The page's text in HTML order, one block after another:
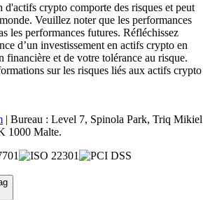
crypto comporte des risques et peut
Veuillez noter que les performances
les performances futures. Réfléchissez
d’un investissement en actifs crypto en
financière et de votre tolérance au risque.
sur les risques liés aux actifs crypto
| Bureau : Level 7, Spinola Park, Triq Mikiel
1000 Malte.